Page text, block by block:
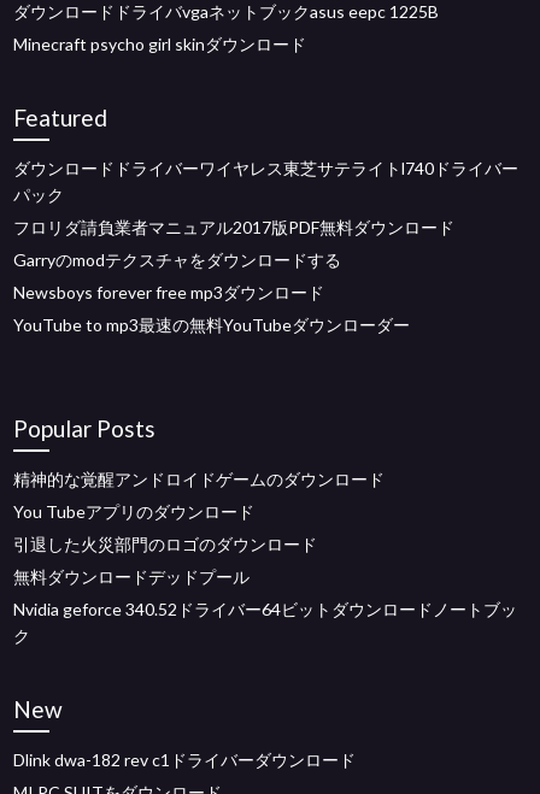
ダウンロードドライバvgaネットブックasus eepc 1225B
Minecraft psycho girl skinダウンロード
Featured
ダウンロードドライバーワイヤレス東芝サテライトl740ドライバー
パック
フロリダ請負業者マニュアル2017版PDF無料ダウンロード
Garryのmodテクスチャをダウンロードする
Newsboys forever free mp3ダウンロード
YouTube to mp3最速の無料YouTubeダウンローダー
Popular Posts
精神的な覚醒アンドロイドゲームのダウンロード
You Tubeアプリのダウンロード
引退した火災部門のロゴのダウンロード
無料ダウンロードデッドプール
Nvidia geforce 340.52ドライバー64ビットダウンロードノートブッ
ク
New
Dlink dwa-182 rev c1ドライバーダウンロード